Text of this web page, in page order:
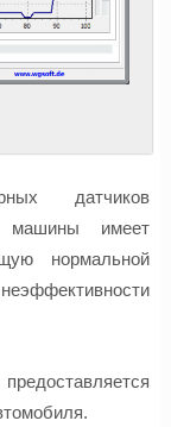
датчиков
машины имеет
нормальной